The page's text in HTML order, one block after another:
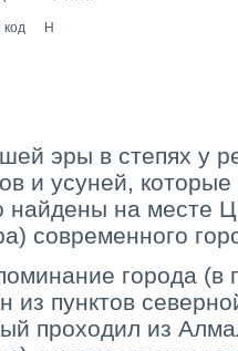
H
эры в степях у
и усуней,
найдены на месте
современного
города (в
из пунктов
проходил из